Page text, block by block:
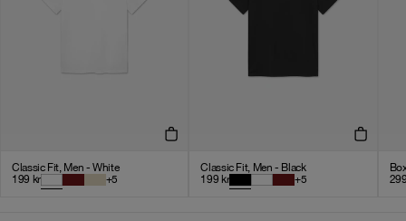
Classic Fit, Men - White
199 kr +5
Classic Fit, Men - Black
199 kr +5